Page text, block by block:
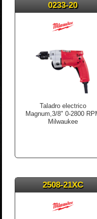
0233-20
Taladro electrico
Magnum,3/8" 0-2800
Milwaukee
2508-21XC